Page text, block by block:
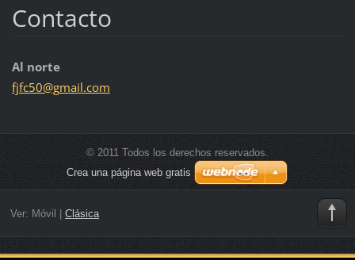
Contacto
Al norte
fjfc50@gmail.com
© 2011 Todos los derechos reservados.
Crea una página web gratis
Ver: Móvil Clásica